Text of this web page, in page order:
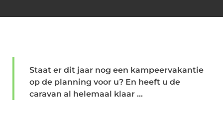
Staat er dit jaar nog een kampeervakantie
op de planning voor u? En heeft u de
caravan al helemaal klaar ...